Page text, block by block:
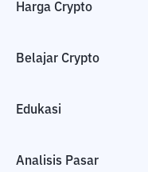
Harga Crypto
Belajar Crypto
Edukasi
Analisis Pasar